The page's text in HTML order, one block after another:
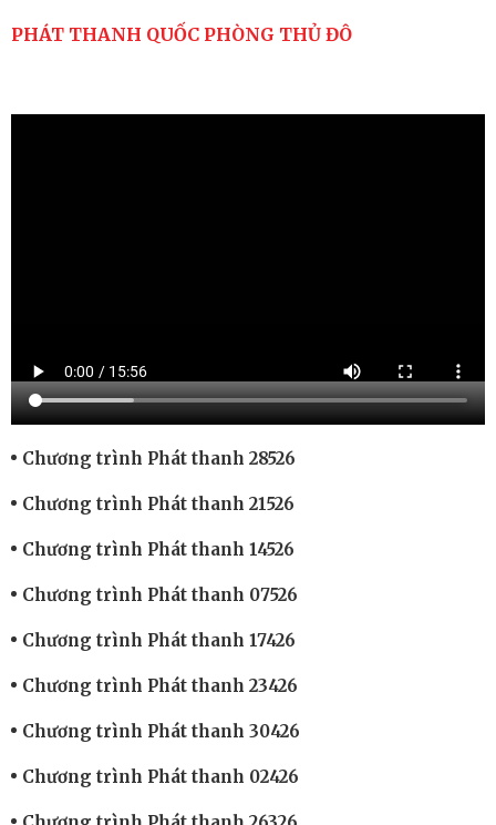
PHÁT THANH QUỐC PHÒNG THỦ ĐÔ
Chương trình Phát thanh 28526
Chương trình Phát thanh 21526
Chương trình Phát thanh 14526
Chương trình Phát thanh 07526
Chương trình Phát thanh 17426
Chương trình Phát thanh 23426
Chương trình Phát thanh 30426
Chương trình Phát thanh 02426